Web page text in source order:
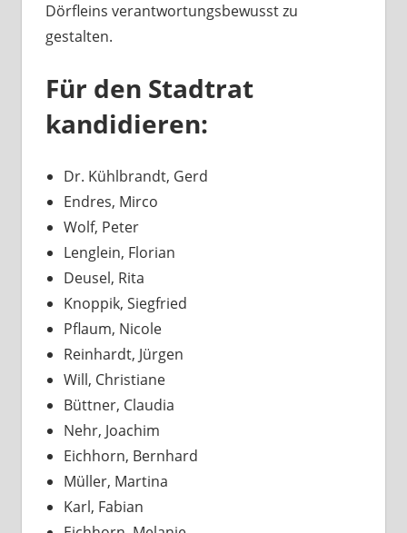
Dörfleins verantwortungsbewusst zu
gestalten.
Für den Stadtrat
kandidieren:
Dr. Kühlbrandt, Gerd
Endres, Mirco
Wolf, Peter
Lenglein, Florian
Deusel, Rita
Knoppik, Siegfried
Pflaum, Nicole
Reinhardt, Jürgen
Will, Christiane
Büttner, Claudia
Nehr, Joachim
Eichhorn, Bernhard
Müller, Martina
Karl, Fabian